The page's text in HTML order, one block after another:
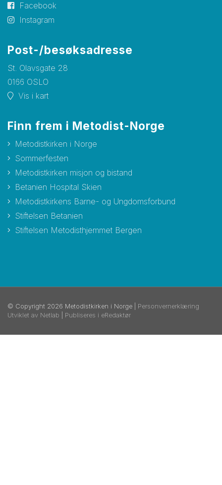
Facebook
Instagram
Post-/besøksadresse
St. Olavsgate 28
0166 OSLO
Vis i kart
Finn frem i Metodist-Norge
Metodistkirken i Norge
Sommerfesten
Metodistkirken misjon og bistand
Betanien Hospital Skien
Metodistkirkens Barne- og Ungdomsforbund
Stiftelsen Betanien
Stiftelsen Metodisthjemmet Bergen
© Copyright 2026 Metodistkirken i Norge | Personvernerklæring
Utviklet av Netlab
Publiseres i eRedaktør